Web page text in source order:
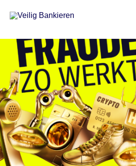
Veilig
Bankieren